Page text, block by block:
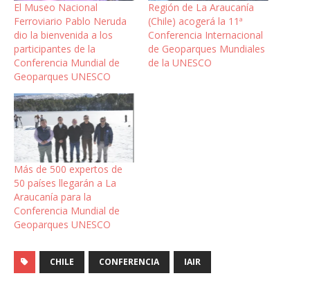
El Museo Nacional
Ferroviario Pablo Neruda
dio la bienvenida a los
participantes de la
Conferencia Mundial de
Geoparques UNESCO
Región de La Araucanía
(Chile) acogerá la 11ª
Conferencia Internacional
de Geoparques Mundiales
de la UNESCO
Más de 500 expertos de
50 países llegarán a La
Araucanía para la
Conferencia Mundial de
Geoparques UNESCO
CHILE CONFERENCIA IAIR